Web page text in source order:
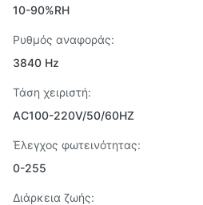
10-90%RH
Ρυθμός αναφοράς:
3840 Hz
Τάση χειριστή:
AC100-220V/50/60HZ
Έλεγχος φωτεινότητας:
0-255
Διάρκεια ζωής: